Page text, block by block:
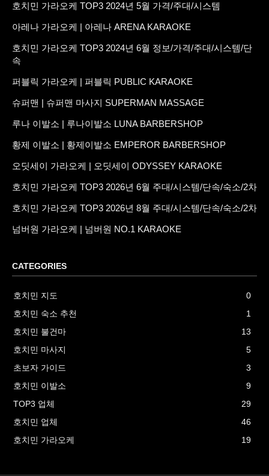
호치민 가라오케 TOP3 2024년 5월 가격/주대/시스템
아레나 가라오케 | 아레나 ARENA KARAOKE
호치민 가라오케 TOP3 2024년 6월 정보/가격/주대/시스템/단
속
퍼블릭 가라오케 | 퍼블릭 PUBLIC KARAOKE
슈퍼맨 | 슈퍼맨 마사지 SUPERMAN MASSAGE
루나 이발소 | 루나이발소 LUNA BARBERSHOP
황제 이발소 | 황제이발소 EMPEROR BARBERSHOP
오딧세이 가라오케 | 오딧세이 ODYSSEY KARAOKE
호치민 가라오케 TOP3 2026년 6월 주대/시스템/단속/숙소/2차
호치민 가라오케 TOP3 2026년 8월 주대/시스템/단속/숙소/2차
넘버원 가라오케 | 넘버원 NO.1 KARAOKE
CATEGORIES
호치민 지도
0
호치민 숙소 추천
1
호치민 불건마
13
호치민 마사지
5
초보자 가이드
3
호치민 이발소
9
TOP3 업체
29
호치민 업체
46
호치민 가라오케
19